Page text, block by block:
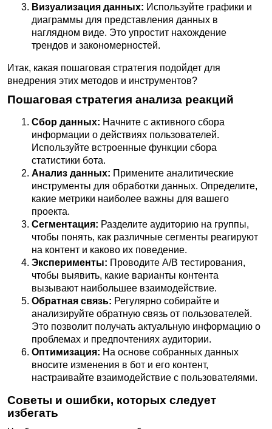
Визуализация данных: Используйте графики и
диаграммы для представления данных в
наглядном виде. Это упростит нахождение
трендов и закономерностей.
Итак, какая пошаговая стратегия подойдет для
внедрения этих методов и инструментов?
Пошаговая стратегия анализа реакций
Сбор данных: Начните с активного сбора
информации о действиях пользователей.
Используйте встроенные функции сбора
статистики бота.
Анализ данных: Примените аналитические
инструменты для обработки данных. Определите,
какие метрики наиболее важны для вашего
проекта.
Сегментация: Разделите аудиторию на группы,
чтобы понять, как различные сегменты реагируют
на контент и каково их поведение.
Эксперименты: Проводите A/B тестирования,
чтобы выявить, какие варианты контента
вызывают наибольшее взаимодействие.
Обратная связь: Регулярно собирайте и
анализируйте обратную связь от пользователей.
Это позволит получать актуальную информацию о
проблемах и предпочтениях аудитории.
Оптимизация: На основе собранных данных
вносите изменения в бот и его контент,
настраивайте взаимодействие с пользователями.
Советы и ошибки, которых следует
избегать